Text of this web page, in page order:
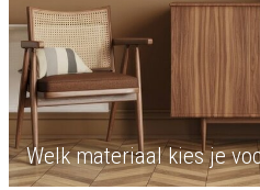
Welk materiaal kies je